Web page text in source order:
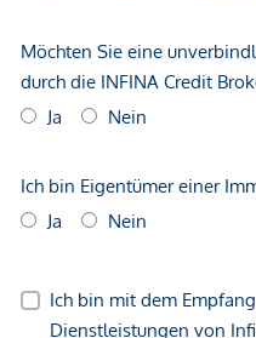
Post <500m
Polizei <500m
Bus <500m
U-Bahn <500m
Autobahnanschluss <1.000m